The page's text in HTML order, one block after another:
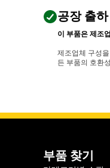
공장 출
이 부품은 제조
제조업체 구성
든 부품의 호환
부품 찾기